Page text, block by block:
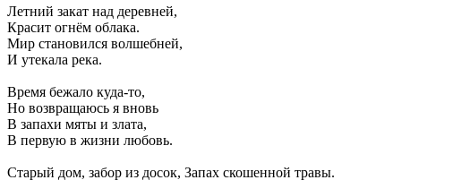
Летний закат над деревней,
Красит огнём облака.
Мир становился волшебней,
И утекала река.
Время бежало куда-то,
Но возвращаюсь я вновь
В запахи мяты и злата,
В первую в жизни любовь.
Старый дом, забор из досок, Запах скошенной травы.